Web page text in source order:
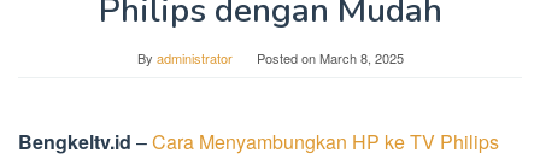
Philips dengan Mudah
By administrator Posted onMarch 8, 2025
Bengkeltv.id –Cara Menyambungkan HP ke TV Philips